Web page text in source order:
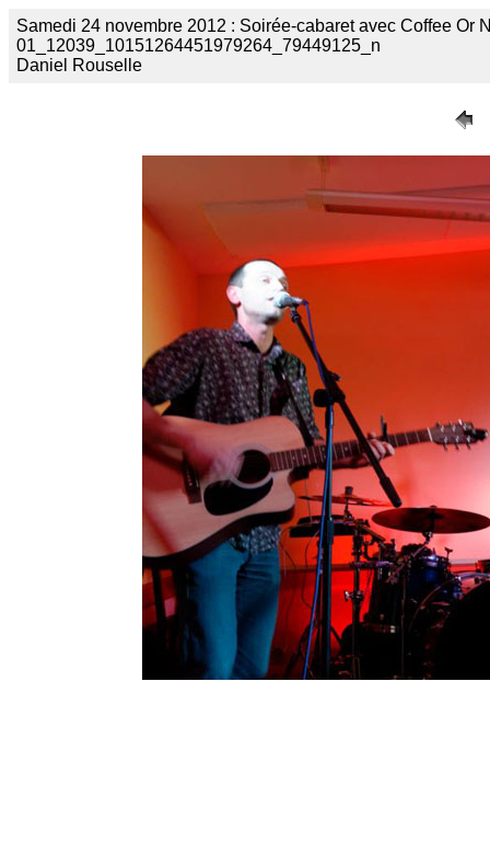
Samedi 24 novembre 2012 : Soirée-cabaret avec Coffee Or
01_12039_10151264451979264_79449125_n
Daniel Rouselle